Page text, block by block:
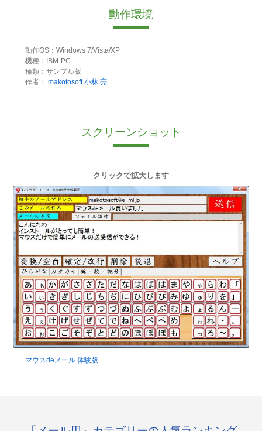
動作環境
動作OS：Windows 7/Vista/XP
機種：IBM-PC
種類：サンプル版
作者： makotosoft 小林 亮
スクリーンショット
クリックで拡大します
マウスdeメール 体験版